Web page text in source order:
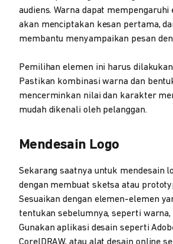
audiens. Warna dapat mempengaruhi
akan menciptakan kesan pertama,
membantu menyampaikan pesan
Pemilihan elemen ini harus
Pastikan kombinasi warna dan
mencerminkan nilai dan karakter
mudah dikenali oleh pelanggan.
Mendesain Logo
Sekarang saatnya untuk mendesain
dengan membuat sketsa atau
Sesuaikan dengan elemen-elemen
tentukan sebelumnya, seperti warna,
Gunakan aplikasi desain seperti